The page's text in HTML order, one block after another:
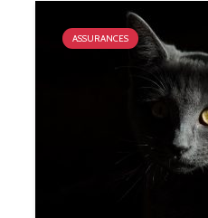
ASSURANCES